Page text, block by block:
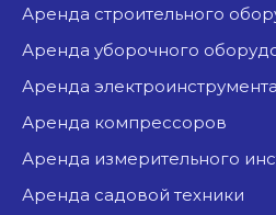
аренда строительного
аренда уборочного
аренда электроинструмента
аренда компрессоров
аренда измерительного
аренда садовой техники